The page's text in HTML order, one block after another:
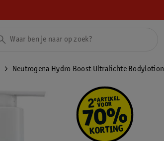
Neutrogena Hydro Boost Ultralichte Bodylotion